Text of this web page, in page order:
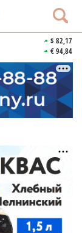
$ 82,17
€ 94,84